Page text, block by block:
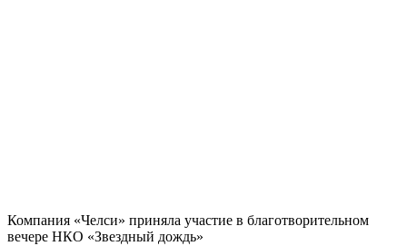
Компания «Челси» приняла участие в благотворительном
вечере НКО «Звездный дождь»